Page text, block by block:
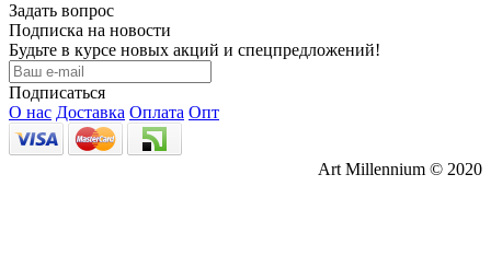
Задать вопрос
Подписка на новости
Будьте в курсе новых акций и спецпредложений!
Подписаться
О нас Доставка Оплата Опт
Art Millennium © 2020